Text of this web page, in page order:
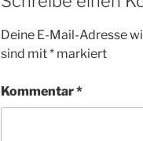
Deine E-Mail-Adresse
sind mit* markiert
Kommentar*